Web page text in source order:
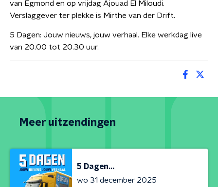
van Egmond en op vrijdag Ajouad El Miloudi.
Verslaggever ter plekke is Mirthe van der Drift.
5 Dagen: Jouw nieuws, jouw verhaal. Elke werkdag live
van 20.00 tot 20.30 uur.
Meer uitzendingen
5 Dagen...
wo 31 december 2025